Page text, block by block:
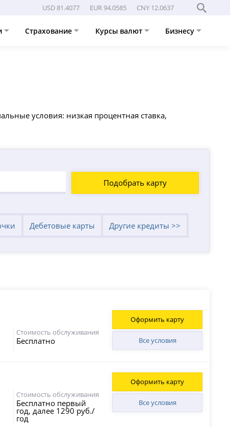
USD 81.4077 EUR 94.0585 CNY 12.0637
Страхование Курсы валют Бизнесу
условия: низкая процентная ставка,
Подобрать карту
Дебетовые карты Другие кредиты >>
Стоимость обслуживания
Бесплатно Все условия
Оформить карту
Стоимость обслуживания
Бесплатно первый
год, далее 1290 руб./
год
Все условия
Оформить карту